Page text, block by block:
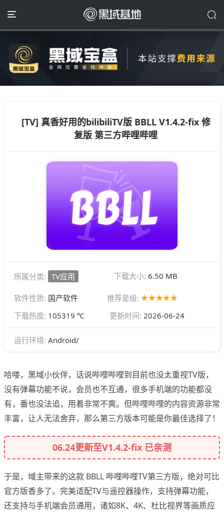
[TV] 真香好用的bilibiliTV版 BBLL V1.4.2-fix 修
复版 第三方哔哩哔哩
所属分类: TV应用 下载大小: 6.50 MB
软件性质: 国产软件
推荐星级:
下载热度: 105319 ℃ 更新时间: 2026-06-24
运行环境: Android/
哈喽，黑域小伙伴，话说哔哩哔哩到目前也没太重视TV版，
没有弹幕功能不说，会员也不互通，很多手机端的功能都没
有，番也没法追，用着非常不爽。但哔哩哔哩的内容资源非常
丰富，让人无法舍弃，那么第三方版本可能是你最佳选择了！
06.24更新至V1.4.2-fix 已亲测
于是，域主带来的这款 BBLL 哔哩哔哩TV第三方版，绝对可比
官方版香多了。完美适配TV与遥控器操作，支持弹幕功能，
还支持与手机端会员通用，诸如8K、4K、杜比视界等画质应